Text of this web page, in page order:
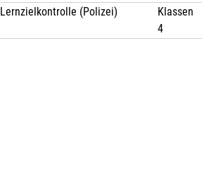
Lernzielkontrolle (Polizei)
Klassen
4